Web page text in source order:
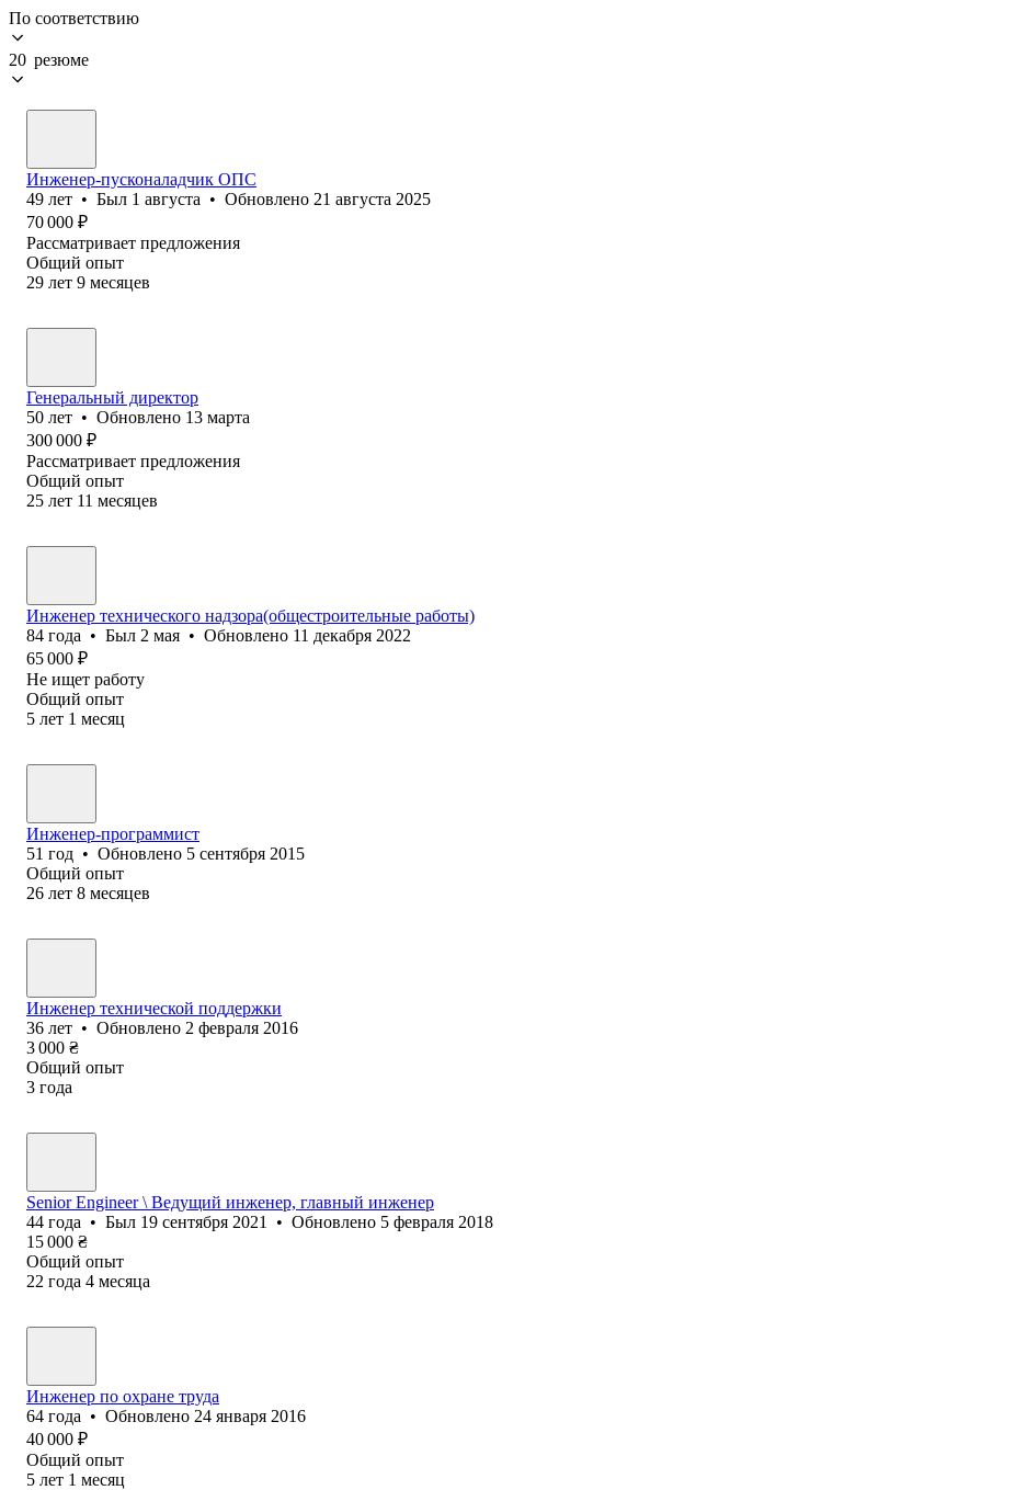
По соответствию
20 резюме
Инженер-пусконаладчик ОПС
49 лет • Был 1 августа • Обновлено 21 августа 2025
70 000 ₽
Рассматривает предложения
Общий опыт
29 лет 9 месяцев
Генеральный директор
50 лет • Обновлено 13 марта
300 000 ₽
Рассматривает предложения
Общий опыт
25 лет 11 месяцев
Инженер технического надзора(общестроительные работы)
84 года • Был 2 мая • Обновлено 11 декабря 2022
65 000 ₽
Не ищет работу
Общий опыт
5 лет 1 месяц
Инженер-программист
51 год • Обновлено 5 сентября 2015
Общий опыт
26 лет 8 месяцев
Инженер технической поддержки
36 лет • Обновлено 2 февраля 2016
3 000 ₴
Общий опыт
3 года
Senior Engineer \ Ведущий инженер, главный инженер
44 года • Был 19 сентября 2021 • Обновлено 5 февраля 2018
15 000 ₴
Общий опыт
22 года 4 месяца
Инженер по охране труда
64 года • Обновлено 24 января 2016
40 000 ₽
Общий опыт
5 лет 1 месяц